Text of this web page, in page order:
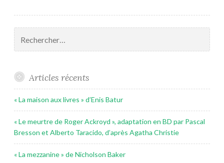
Articles récents
« La maison aux livres » d’Enis Batur
« Le meurtre de Roger Ackroyd », adaptation en BD par Pascal
Bresson et Alberto Taracido, d’après Agatha Christie
« La mezzanine » de Nicholson Baker